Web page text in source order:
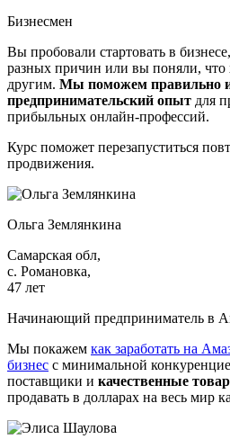
Бизнесмен
Вы пробовали стартовать в
разных причин или вы поняли, что
другим. Мы поможем правильно
предпринимательский опыт для
прибыльных онлайн-профессий.
Курс поможет перезапуститься
продвижения.
Ольга Землянкина
Самарская обл,
с. Романовка,
47 лет
Начинающий предприниматель в
Мы покажем как заработать на
бизнес с минимальной
поставщики и качественные
продавать в долларах на весь мир